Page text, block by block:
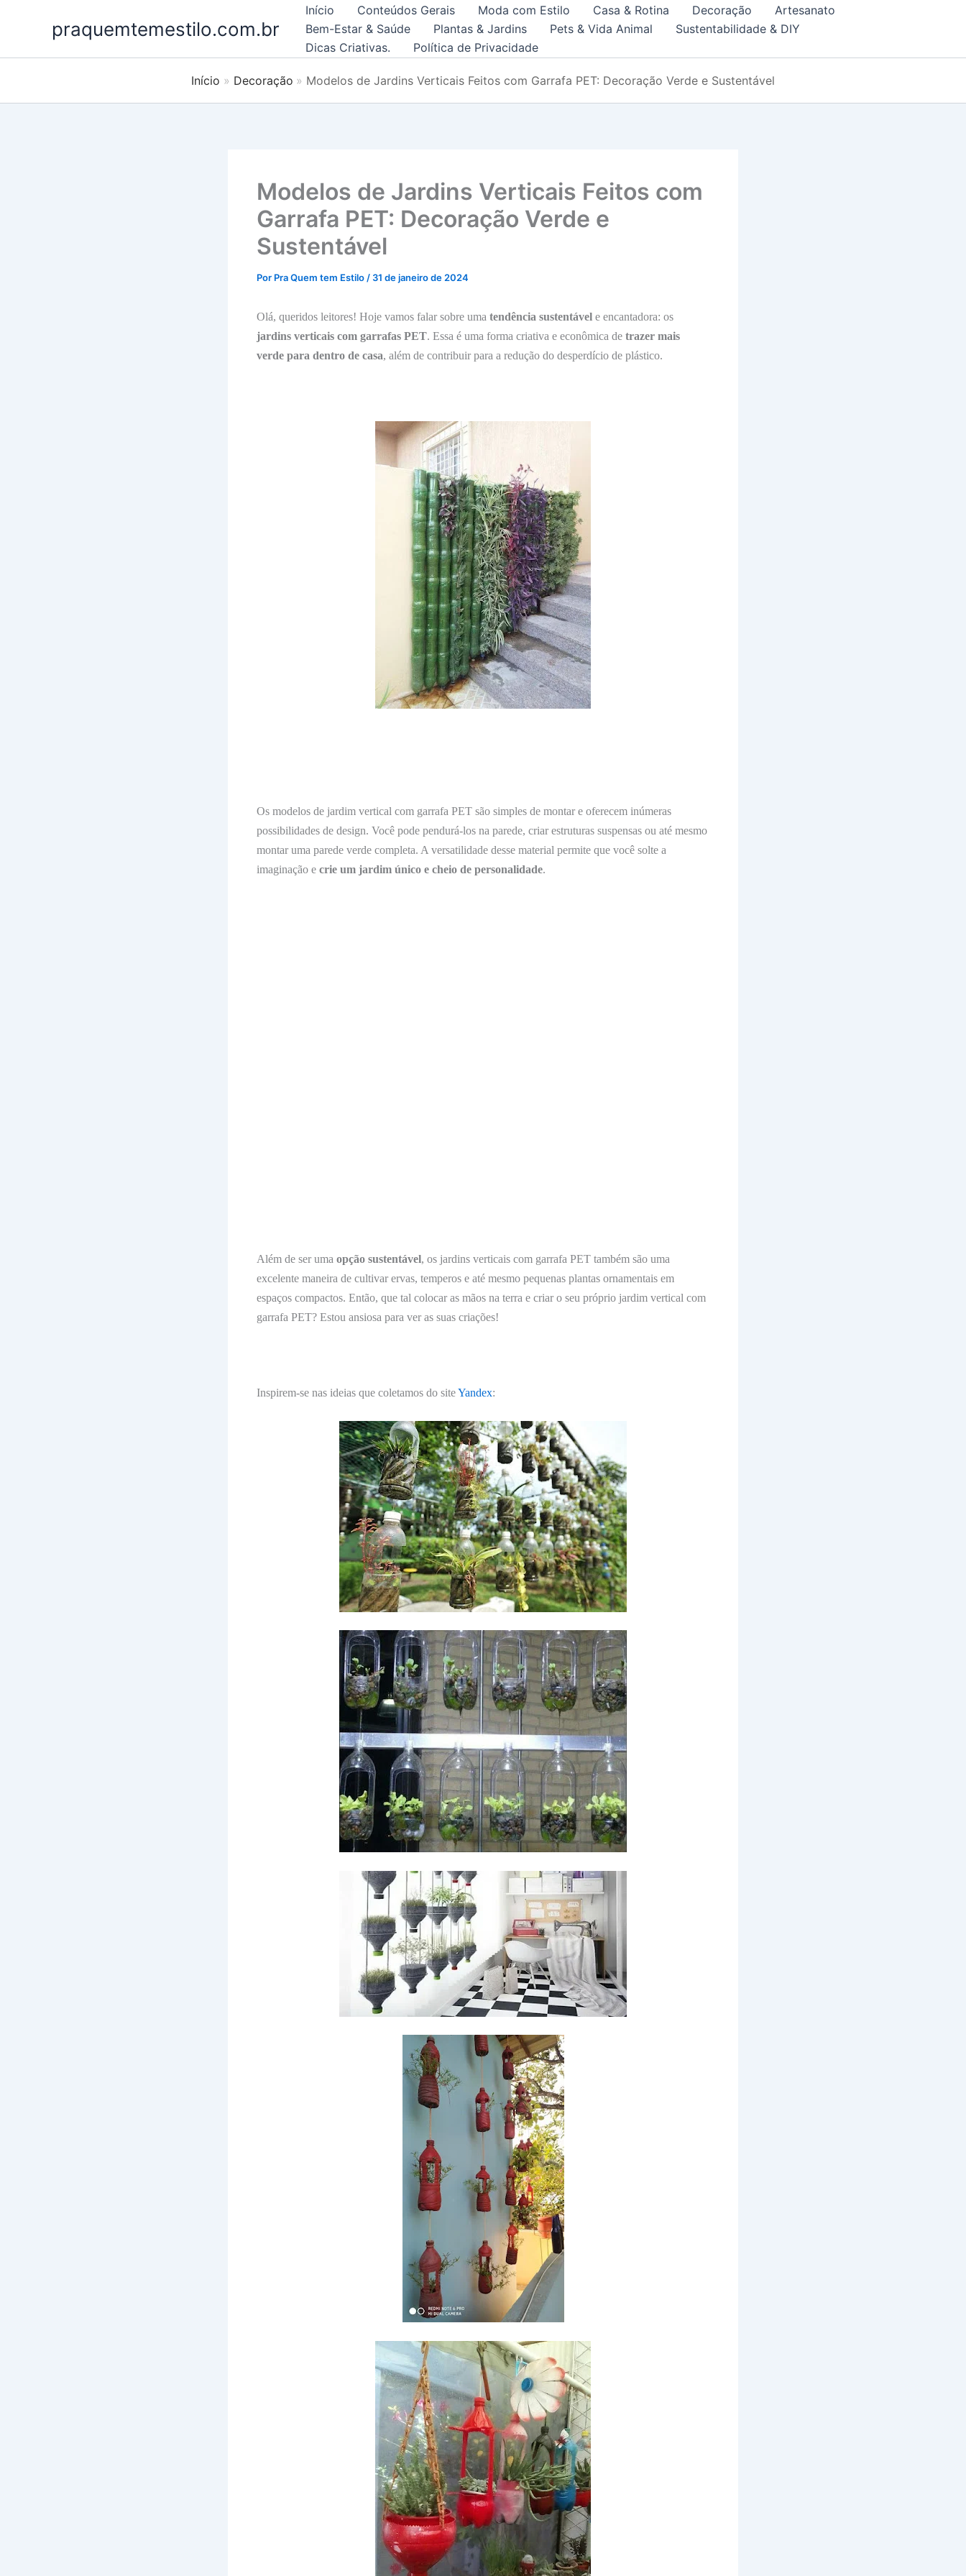
praquemtemestilo.com.br
Início Conteúdos Gerais Moda com Estilo Casa & Rotina Decoração
Artesanato
Bem-Estar & Saúde
Plantas & Jardins Pets & Vida Animal
Sustentabilidade & DIY
Dicas Criativas.
Política de Privacidade
Início Decoração Modelos de Jardins Verticais Feitos com Garrafa PET: Decoração Verde e Sustentável
Modelos de Jardins Verticais Feitos com
Garrafa PET: Decoração Verde e
Sustentável
Por Pra Quem tem Estilo / 31 de janeiro de 2024
Olá, queridos leitores! Hoje vamos falar sobre uma tendência sustentável e encantadora: os
jardins verticais com garrafas PET. Essa é uma forma criativa e econômica de trazer mais
verde para dentro de casa, além de contribuir para a redução do desperdício de plástico.
Os modelos de jardim vertical com garrafa PET são simples de montar e oferecem inúmeras
possibilidades de design. Você pode pendurá-los na parede, criar estruturas suspensas ou até mesmo
montar uma parede verde completa. A versatilidade desse material permite que você solte a
imaginação e crie um jardim único e cheio de personalidade.
Além de ser uma opção sustentável, os jardins verticais com garrafa PET também são uma
excelente maneira de cultivar ervas, temperos e até mesmo pequenas plantas ornamentais em
espaços compactos. Então, que tal colocar as mãos na terra e criar o seu próprio jardim vertical com
garrafa PET? Estou ansiosa para ver as suas criações!
Inspirem-se nas ideias que coletamos do siteYandex: